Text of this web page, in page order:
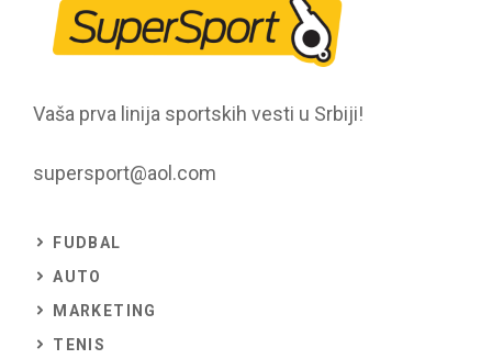
Vaša prva linija sportskih vesti u Srbiji!
supersport@aol.com
FUDBAL
AUTO
MARKETING
TENIS